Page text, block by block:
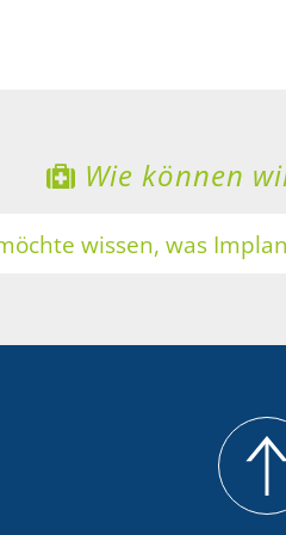
Wie können
wissen, was
möchte eine